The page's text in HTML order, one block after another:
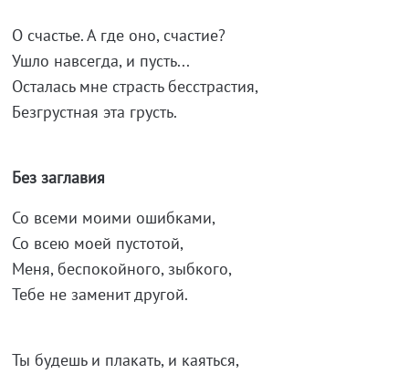
О счастье. А где оно, счастие?
Ушло навсегда, и пусть...
Осталась мне страсть бесстрастия,
Безгрустная эта грусть.
Без заглавия
Со всеми моими ошибками,
Со всею моей пустотой,
Меня, беспокойного, зыбкого,
Тебе не заменит другой.
Ты будешь и плакать, и каяться,